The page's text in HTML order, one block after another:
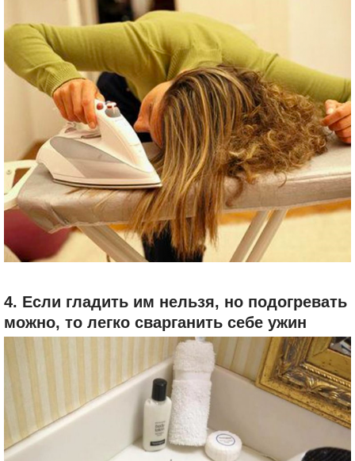
4. Если гладить им нельзя, но подогревать
можно, то легко сварганить себе ужин